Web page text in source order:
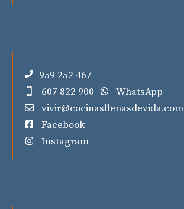
959 252 467
607 822 900
WhatsApp
vivir@cocinasllenasdevida.com
Facebook
Instagram